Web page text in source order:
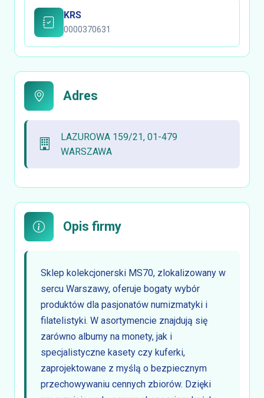
KRS
0000370631
Adres
LAZUROWA 159/21, 01-479
WARSZAWA
Opis firmy
Sklep kolekcjonerski MS70, zlokalizowany w
sercu Warszawy, oferuje bogaty wybór
produktów dla pasjonatów numizmatyki i
filatelistyki. W asortymencie znajdują się
zarówno albumy na monety, jak i
specjalistyczne kasety czy kuferki,
zaprojektowane z myślą o bezpiecznym
przechowywaniu cennych zbiorów. Dzięki